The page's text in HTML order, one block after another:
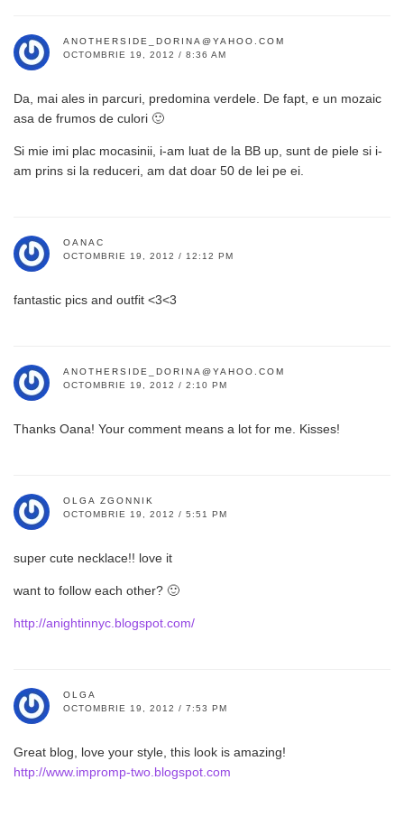
ANOTHERSIDE_DORINA@YAHOO.COM
OCTOMBRIE 19, 2012 / 8:36 AM
Da, mai ales in parcuri, predomina verdele. De fapt, e un mozaic
asa de frumos de culori 🙂
Si mie imi plac mocasinii, i-am luat de la BB up, sunt de piele si i-
am prins si la reduceri, am dat doar 50 de lei pe ei.
OANAC
OCTOMBRIE 19, 2012 / 12:12 PM
fantastic pics and outfit <3<3
ANOTHERSIDE_DORINA@YAHOO.COM
OCTOMBRIE 19, 2012 / 2:10 PM
Thanks Oana! Your comment means a lot for me. Kisses!
OLGA ZGONNIK
OCTOMBRIE 19, 2012 / 5:51 PM
super cute necklace!! love it
want to follow each other? 🙂
http://anightinnyc.blogspot.com/
OLGA
OCTOMBRIE 19, 2012 / 7:53 PM
Great blog, love your style, this look is amazing!
http://www.impromp-two.blogspot.com